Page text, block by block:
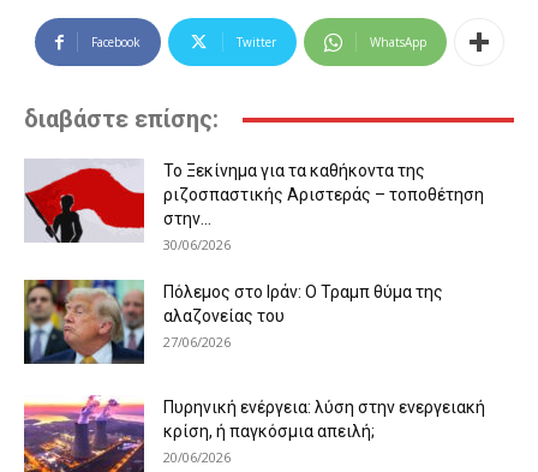
Facebook Twitter WhatsApp
διαβάστε επίσης:
Το Ξεκίνημα για τα καθήκοντα της
ριζοσπαστικής Αριστεράς – τοποθέτηση
στην...
30/06/2026
Πόλεμος στο Ιράν: Ο Τραμπ θύμα της
αλαζονείας του
27/06/2026
Πυρηνική ενέργεια: λύση στην ενεργειακή
κρίση, ή παγκόσμια απειλή;
20/06/2026